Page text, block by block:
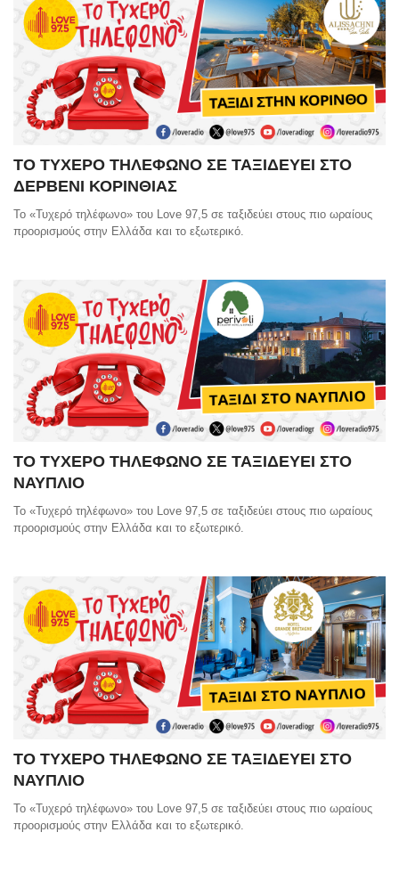
ΤΟ ΤΥΧΕΡΟ ΤΗΛΕΦΩΝΟ ΣΕ ΤΑΞΙΔΕΥΕΙ ΣΤΟ
ΔΕΡΒΕΝΙ ΚΟΡΙΝΘΙΑΣ
Το «Τυχερό τηλέφωνο» του Love 97,5 σε ταξιδεύει στους πιο ωραίους
προορισμούς στην Ελλάδα και το εξωτερικό.
ΤΟ ΤΥΧΕΡΟ ΤΗΛΕΦΩΝΟ ΣΕ ΤΑΞΙΔΕΥΕΙ ΣΤΟ
ΝΑΥΠΛΙΟ
Το «Τυχερό τηλέφωνο» του Love 97,5 σε ταξιδεύει στους πιο ωραίους
προορισμούς στην Ελλάδα και το εξωτερικό.
ΤΟ ΤΥΧΕΡΟ ΤΗΛΕΦΩΝΟ ΣΕ ΤΑΞΙΔΕΥΕΙ ΣΤΟ
ΝΑΥΠΛΙΟ
Το «Τυχερό τηλέφωνο» του Love 97,5 σε ταξιδεύει στους πιο ωραίους
προορισμούς στην Ελλάδα και το εξωτερικό.